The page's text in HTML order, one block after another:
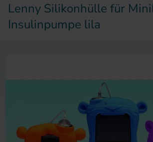
Lenny Silikonhülle für
Insulinpumpe lila